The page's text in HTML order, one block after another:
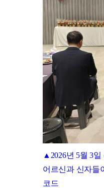
▲2026년 5월 3
어르신과 신자들
코드